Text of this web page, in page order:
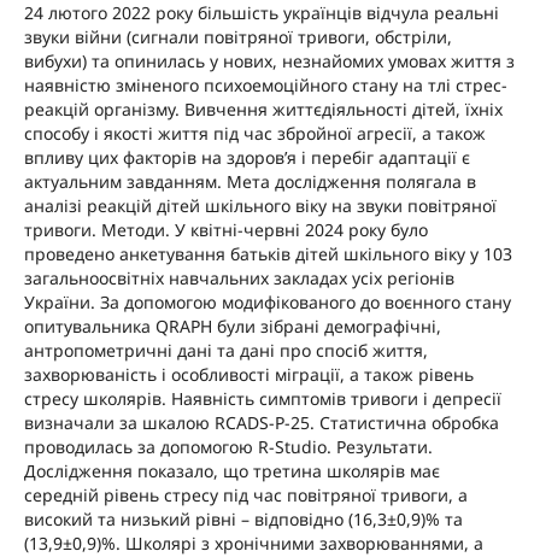
24 лютого 2022 року більшість українців відчула реальні
звуки війни (сигнали повітряної тривоги, обстріли,
вибухи) та опинилась у нових, незнайомих умовах життя з
наявністю зміненого психоемоційного стану на тлі стрес-
реакцій організму. Вивчення життєдіяльності дітей, їхніх
способу і якості життя під час збройної агресії, а також
впливу цих факторів на здоров’я і перебіг адаптації є
актуальним завданням. Мета дослідження полягала в
аналізі реакцій дітей шкільного віку на звуки повітряної
тривоги. Методи. У квітні-червні 2024 року було
проведено анкетування батьків дітей шкільного віку у 103
загальноосвітніх навчальних закладах усіх регіонів
України. За допомогою модифікованого до воєнного стану
опитувальника QRAPH були зібрані демографічні,
антропометричні дані та дані про спосіб життя,
захворюваність і особливості міграції, а також рівень
стресу школярів. Наявність симптомів тривоги і депресії
визначали за шкалою RCADS-P-25. Статистична обробка
проводилась за допомогою R-Studio. Результати.
Дослідження показало, що третина школярів має
середній рівень стресу під час повітряної тривоги, а
високий та низький рівні – відповідно (16,3±0,9)% та
(13,9±0,9)%. Школярі з хронічними захворюваннями, а